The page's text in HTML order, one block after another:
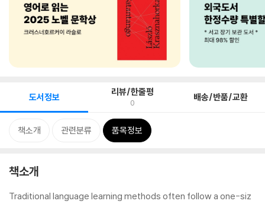
도서정보 리뷰/한줄평
0 배송/반품/교환
책소개 관련분류 품목정보
책소개
Traditional language learning methods often follow a one-siz